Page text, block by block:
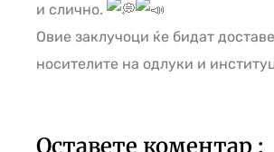
и слично.
Овие заклучоци ќе бидат
носителите на одлуки и
Оставете коментар :